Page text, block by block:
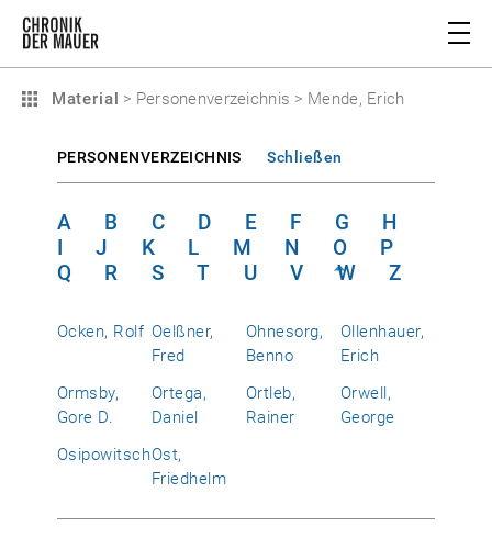
Material > Personenverzeichnis > Mende, Erich
PERSONENVERZEICHNIS Schließen
A B C D E F G
H
I
J K L M N O
P
Q
R S T U V W Z
Ocken, Rolf Oelßner,
Fred
Ohnesorg,
Benno
Ollenhauer,
Erich
Ormsby,
Gore D.
Ortega,
Daniel
Ortleb,
Rainer
Orwell,
George
OsipowitschOst,
Friedhelm